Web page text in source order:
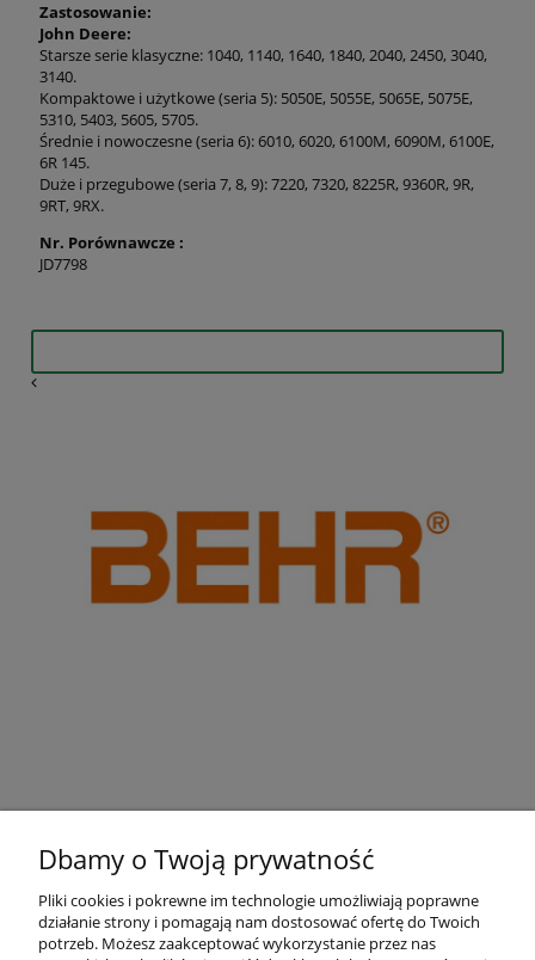
Zastosowanie:
John Deere:
Starsze serie klasyczne: 1040, 1140, 1640, 1840, 2040, 2450, 3040,
3140.
Kompaktowe i użytkowe (seria 5): 5050E, 5055E, 5065E, 5075E,
5310, 5403, 5605, 5705.
Średnie i nowoczesne (seria 6): 6010, 6020, 6100M, 6090M, 6100E,
6R 145.
Duże i przegubowe (seria 7, 8, 9): 7220, 7320, 8225R, 9360R, 9R,
9RT, 9RX.
Nr. Porównawcze :
JD7798
Pomoc
Dbamy o Twoją prywatność
Pliki cookies i pokrewne im technologie umożliwiają poprawne
działanie strony i pomagają nam dostosować ofertę do Twoich
potrzeb. Możesz zaakceptować wykorzystanie przez nas